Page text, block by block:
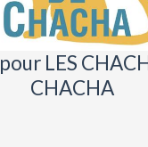
LES
CHACHA